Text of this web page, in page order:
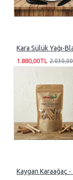
Kara Sülük Yağı-
1.880,00TL
Kaygan Karaağaç